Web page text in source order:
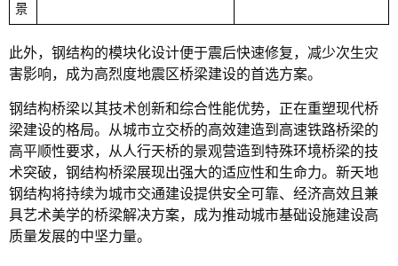
景
此外，钢结构的模块化设计便于震后快速修复，减少次生灾
害影响，成为高烈度地震区桥梁建设的首选方案。
钢结构桥梁以其技术创新和综合性能优势，正在重塑现代桥
梁建设的格局。从城市立交桥的高效建造到高速铁路桥梁的
高平顺性要求，从人行天桥的景观营造到特殊环境桥梁的技
术突破，钢结构桥梁展现出强大的适应性和生命力。新天地
钢结构将持续为城市交通建设提供安全可靠、经济高效且兼
具艺术美学的桥梁解决方案，成为推动城市基础设施建设高
质量发展的中坚力量。